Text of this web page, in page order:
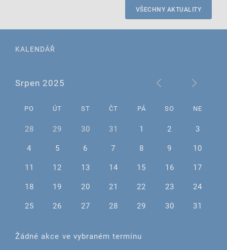
VŠECHNY AKTUALITY
KALENDÁŘ
Srpen 2025
PO ÚT ST ČT PÁ SO NE
28 29 30 31 1 2
3
4
5 6 7 8 9
10
11
12 13 14 15 16
17
18
19 20 21 22 23
24
25
26 27 28 29 30 31
Žádné akce ve vybraném termínu